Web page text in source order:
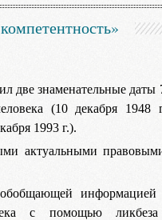
две знаменательные даты
(10 декабря
1993 г.).
актуальными
с помощью